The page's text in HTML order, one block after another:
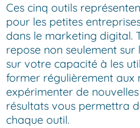
Ces cinq outils
pour les petites
dans le marketing digital.
repose non seulement
sur votre capacité à les
former régulièrement aux
expérimenter de
résultats vous permettra
chaque outil.